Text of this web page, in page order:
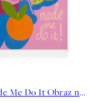
Tequila Made Me Do It Obraz na płótnie